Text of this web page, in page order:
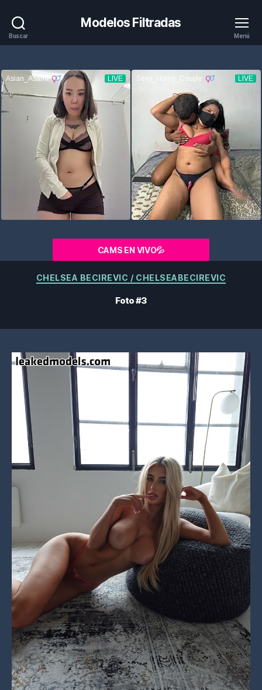
Buscar
Modelos Filtradas
Menú
CAMS EN VIVO💦
Categorías
CHELSEA BECIREVIC / CHELSEABECIREVIC
Foto #3